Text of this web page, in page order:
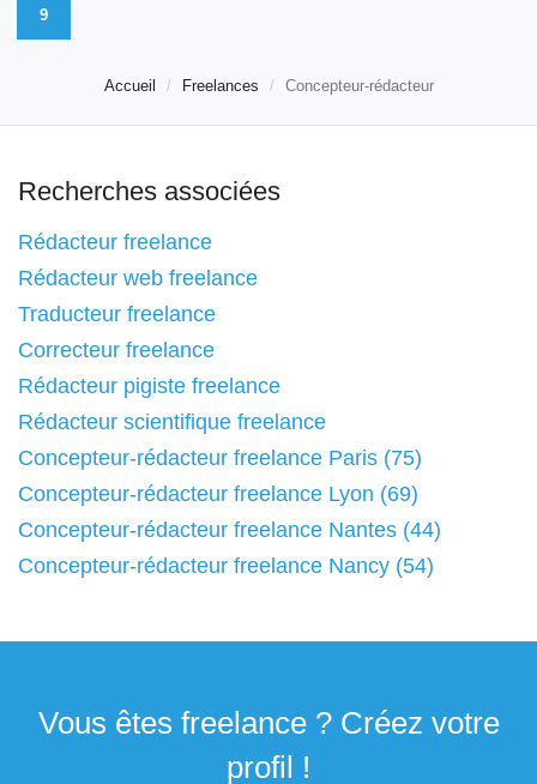
9
Accueil Freelances Concepteur-rédacteur
Recherches associées
Rédacteur freelance
Rédacteur web freelance
Traducteur freelance
Correcteur freelance
Rédacteur pigiste freelance
Rédacteur scientifique freelance
Concepteur-rédacteur freelance Paris (75)
Concepteur-rédacteur freelance Lyon (69)
Concepteur-rédacteur freelance Nantes (44)
Concepteur-rédacteur freelance Nancy (54)
Vous êtes freelance ? Créez votre
profil !